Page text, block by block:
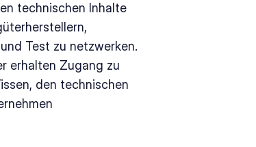
technischen Inhalte
Test zu netzwerken.
erhalten Zugang zu
den technischen